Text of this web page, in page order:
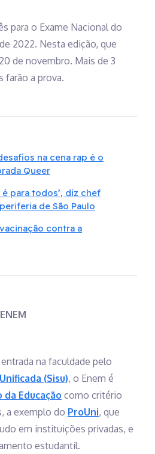
para o Exame Nacional do
2022. Nesta edição, que
de novembro. Mais de 3
farão a prova.
na cena rap é o
Queer
é para todos’, diz chef
de São Paulo
contra a
na faculdade pelo
(Sisu), o Enem é
Educação como critério
a exemplo do ProUni, que
em instituições privadas, e
estudantil.